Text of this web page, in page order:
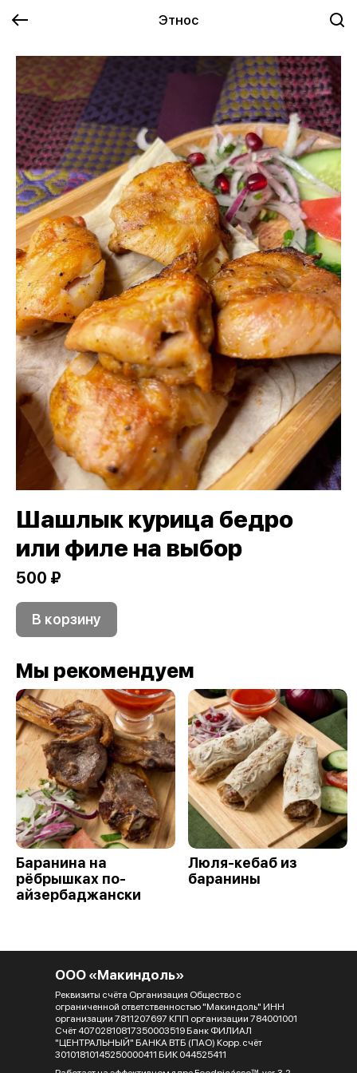
Этнос
Шашлык курица бедро
или филе на выбор
500 ₽
В корзину
Мы рекомендуем
Баранина на
рёбрышках по-
айзербаджански
Люля-кебаб из
баранины
ООО «Макиндоль»
Реквизиты счёта Организация Общество с
ограниченной ответственностью "Макиндоль" ИНН
организации 7811207697 КПП организации 784001001
Счёт 40702810817350003519 Банк ФИЛИАЛ
"ЦЕНТРАЛЬНЫЙ" БАНКА ВТБ (ПАО) Корр. счёт
30101810145250000411 БИК 044525411